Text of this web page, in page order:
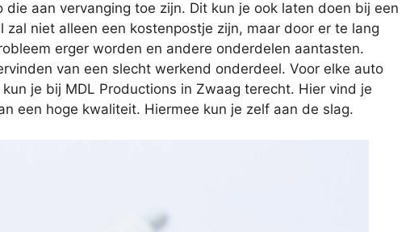
aan vervanging toe zijn. Dit kun je ook laten doen bij een
zal niet alleen een kostenpostje zijn, maar door er te lang
erger worden en andere onderdelen aantasten.
van een slecht werkend onderdeel. Voor elke auto
je bij MDL Productions in Zwaag terecht. Hier vind je
een hoge kwaliteit. Hiermee kun je zelf aan de slag.